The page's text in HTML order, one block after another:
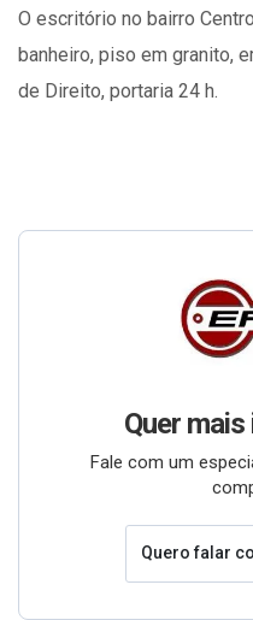
O escritório no bairro
banheiro, piso em granito,
de Direito, portaria 24 h.
Quer
Fale com um
Quero falar